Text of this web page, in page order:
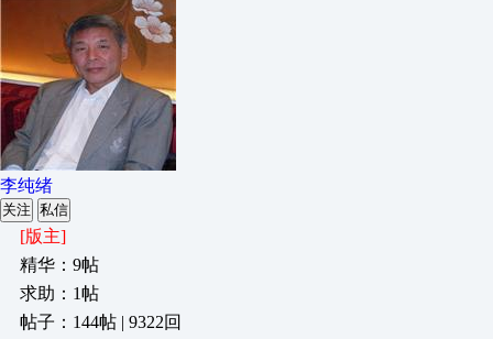
李纯绪
关注 私信
[版主]
精华：9帖
求助：1帖
帖子：144帖 | 9322回